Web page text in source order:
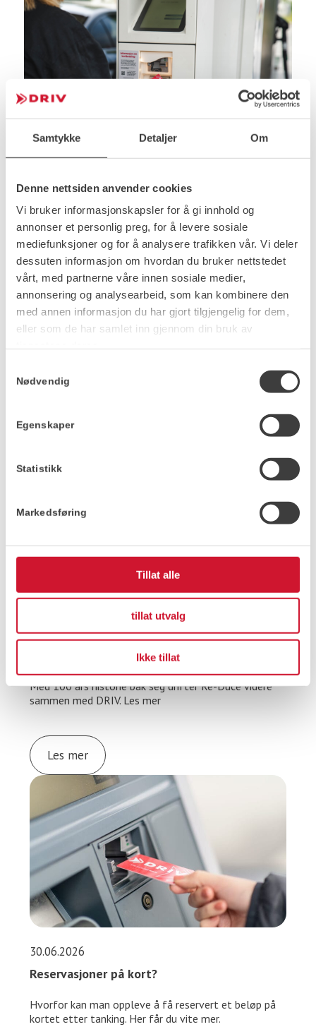
Samtykke Detaljer Om
Denne nettsiden anvender cookies
Vi bruker informasjonskapsler for å gi innhold og
annonser et personlig preg, for å levere sosiale
mediefunksjoner og for å analysere trafikken vår. Vi deler
dessuten informasjon om hvordan du bruker nettstedet
vårt, med partnerne våre innen sosiale medier,
annonsering og analysearbeid, som kan kombinere den
med annen informasjon du har gjort tilgjengelig for dem,
eller som de har samlet inn gjennom din bruk av
Nødvendig
Egenskaper
Statistikk
Markedsføring
Tillat alle
tillat utvalg
Ikke tillat
Se dagens listepriser på
produkt
Se listepriser Bestill produkter
Nyheter
Historien fortsetter for Re-Duce – nå som
Med 100 års historie bak seg drifter Re-Duce videre
sammen med DRIV. Les mer
Les mer
30.06.2026
Reservasjoner på kort?
Hvorfor kan man oppleve å få reservert et beløp på
kortet etter tanking. Her får du vite mer.